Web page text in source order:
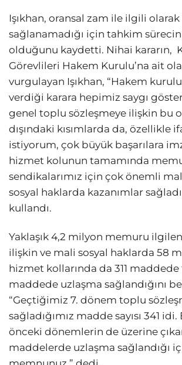
Işıkhan, oransal zam ile ilgili
sağlanamadığı için tahkim
olduğunu kaydetti. Nihai kararın,
Görevlileri Hakem Kurulu’na ait
vurgulayan Işıkhan, “Hakem
verdiği karara hepimiz saygı
genel toplu sözleşmeye ilişkin bu
dışındaki kısımlarda da, özellikle
istiyorum, çok büyük başarılara
hizmet kolunun tamamında
sendikalarımız için çok önemli
sosyal haklarda kazanımlar
kullandı.
Yaklaşık 4,2 milyon memuru
ilişkin ve mali sosyal haklarda 58
hizmet kollarında da 311
maddede uzlaşma sağlandığını
“Geçtiğimiz 7. dönem toplu
sağladığımız madde sayısı 341
önceki dönemlerin de üzerine
maddelerde uzlaşma sağlandığı